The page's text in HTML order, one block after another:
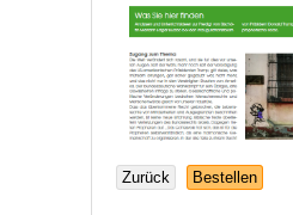
Zurück Bestellen